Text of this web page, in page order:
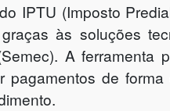
IPTU (Imposto
às soluções
A ferramenta
pagamentos de